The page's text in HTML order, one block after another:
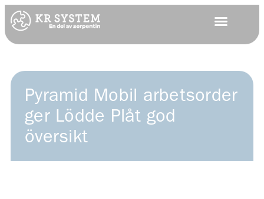
Pyramid Mobil arbetsorder
ger Lödde Plåt god
översikt